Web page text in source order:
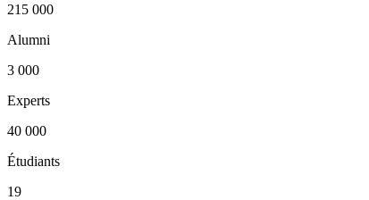
215 000
Alumni
3 000
Experts
40 000
Étudiants
19